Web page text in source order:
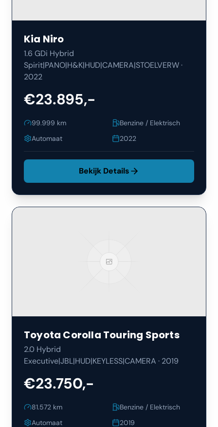
Kia Niro
1.6 GDi Hybrid
Spirit|PANO|H&K|HUD|CAMERA|STOELVERW·
2022
€23.895,-
99.999 km
Benzine / Elektrisch
Automaat
2022
Bekijk Details
Toyota Corolla Touring Sports
2.0 Hybrid
Executive|JBL|HUD|KEYLESS|CAMERA · 2019
€23.750,-
81.572 km
Benzine / Elektrisch
Automaat
2019